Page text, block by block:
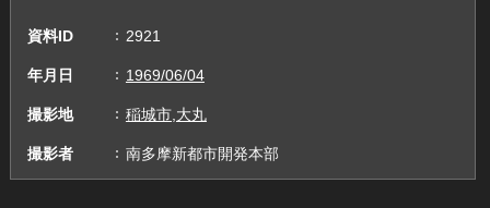
資料ID 2921
年月日 1969/06/04
撮影地 稲城市,大丸
撮影者 南多摩新都市開発本部